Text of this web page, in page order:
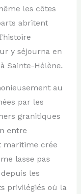
les côtes
abritent
y séjourna en
Sainte-Hélène.
au
par les
granitiques
entre
maritime crée
lasse pas
les
privilégiés où la